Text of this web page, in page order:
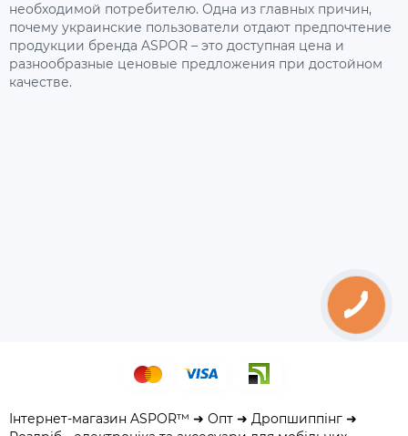
необходимой потребителю. Одна из главных причин,
почему украинские пользователи отдают предпочтение
продукции бренда ASPOR – это доступная цена и
разнообразные ценовые предложения при достойном
качестве.
Інтернет-магазин ASPOR™ ➜ Опт ➜ Дропшиппінг ➜